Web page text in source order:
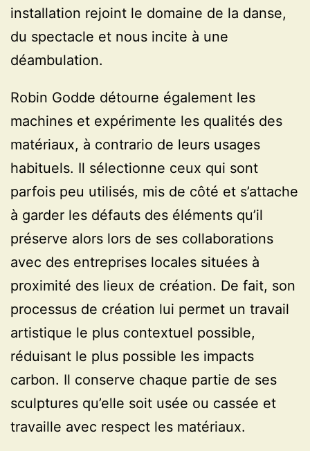
installation rejoint le domaine de la danse,
du spectacle et nous incite à une
déambulation.
Robin Godde détourne également les
machines et expérimente les qualités des
matériaux, à contrario de leurs usages
habituels. Il sélectionne ceux qui sont
parfois peu utilisés, mis de côté et s’attache
à garder les défauts des éléments qu’il
préserve alors lors de ses collaborations
avec des entreprises locales situées à
proximité des lieux de création. De fait, son
processus de création lui permet un travail
artistique le plus contextuel possible,
réduisant le plus possible les impacts
carbon. Il conserve chaque partie de ses
sculptures qu’elle soit usée ou cassée et
travaille avec respect les matériaux.